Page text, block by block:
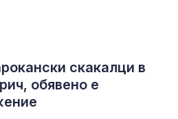
скакалци в
обявено е